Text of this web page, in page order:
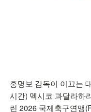
홍명보 감독이 이끄는
시간) 멕시코 과달라하
린 2026 국제축구연맹